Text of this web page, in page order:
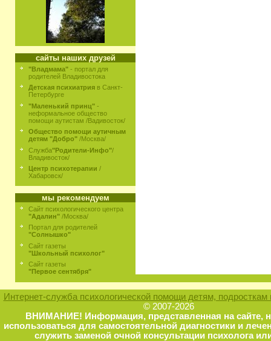
сайты наших друзей
"Владмама" - портал для
родителей Владивостока
Детская психиатрия в Санкт-
Петербурге
"Маленький принц" -
неформальное общество
помощи аутистам /Вадивосток/
Общество помощи аутичным
детям "Добро" /Москва/
Служба"Родители-Инфо"/
Владивосток/
Центр психотерапии /
Хабаровск/
мы рекомендуем
Сайт психологического центра
"Адалин" /Москва/
Портал для родителей
"Солнышко"
Сайт газеты
"Школьный психолог"
Сайт газеты
"Первое сентября"
Интернет-служба психологической помощи детям, подросткам
© 2007-2026
ВНИМАНИЕ! Информация, представленная на сайте,
использоваться для самостоятельной диагностики и
служить заменой очной консультации психолога